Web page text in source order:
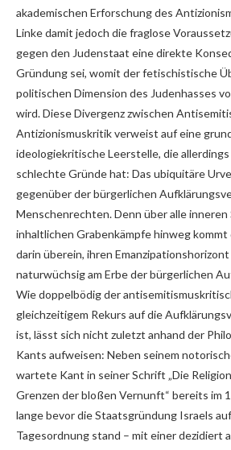
akademischen Erforschung des
Linke damit jedoch die fraglose
gegen den Judenstaat eine direkte
Gründung sei, womit der fetischistische
politischen Dimension des Judenhasses
wird. Diese Divergenz zwischen
Antizionismuskritik verweist auf eine
ideologiekritische Leerstelle, die
schlechte Gründe hat: Das ubiquitäre
gegenüber der bürgerlichen
Menschenrechten. Denn über alle inneren
inhaltlichen Grabenkämpfe hinweg kommt
darin überein, ihren Emanzipationshorizont
naturwüchsig am Erbe der bürgerlichen
Wie doppelbödig der
gleichzeitigem Rekurs auf die
ist, lässt sich nicht zuletzt anhand der
Kants aufweisen: Neben seinem
wartete Kant in seiner Schrift „Die
Grenzen der bloßen Vernunft“ bereits im
lange bevor die Staatsgründung Israels
Tagesordnung stand – mit einer dezidiert